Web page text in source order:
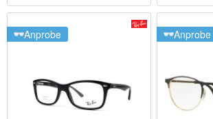
Anprobe Anprobe